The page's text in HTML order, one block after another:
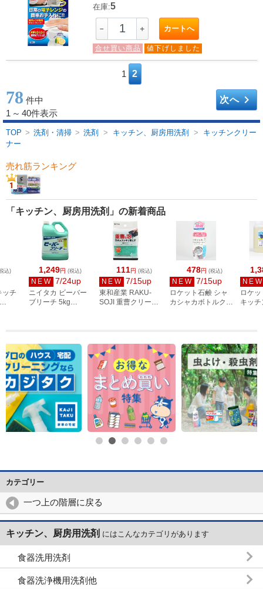
在庫:5
－ ＋ カートへ
合せ買い商品 値下げしました
1 2
78 件中
1 ～ 40件表示
次へkeyboard_arrow_right
TOP > 洗剤・清掃 > 洗剤 > キッチン、厨房用洗剤 >
キッチンクリー
ナー
売れ筋ランキング
「キッチン、厨房用洗剤」の新着商品
1,249円 (税込)
NEW 7/24up
ニイタカ ビーバー
ブリーチ 5kg
111円 (税込)
NEW 7/15up
東和産業 RAKU-
SOJI 重曹クリーナ
478円 (税込)
NEW 7/15up
ロケット石鹸 シャ
カシャカボトルクリ
NEW
ロケ
キッ
込)
ッチ
カテゴリー
一つ上の階層に戻る
キッチン、厨房用洗剤 にはこんなカテゴリがあります
食器洗用洗剤
食器洗浄機用洗剤他